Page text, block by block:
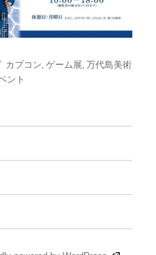
タ
グ
カプコン,ゲーム展,万代島美術
ント